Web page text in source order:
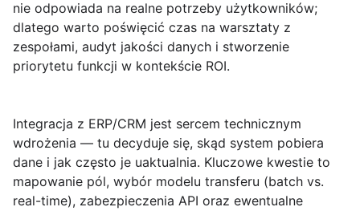
nie odpowiada na realne potrzeby użytkowników;
dlatego warto poświęcić czas na warsztaty z
zespołami, audyt jakości danych i stworzenie
priorytetu funkcji w kontekście ROI.
Integracja z ERP/CRM jest sercem technicznym
wdrożenia — tu decyduje się, skąd system pobiera
dane i jak często je uaktualnia. Kluczowe kwestie to
mapowanie pól, wybór modelu transferu (batch vs.
real-time), zabezpieczenia API oraz ewentualne